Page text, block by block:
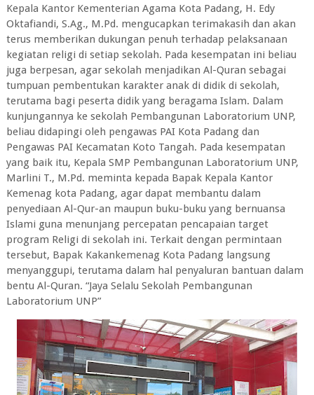
Kepala Kantor Kementerian Agama Kota Padang, H. Edy
Oktafiandi, S.Ag., M.Pd. mengucapkan terimakasih dan akan
terus memberikan dukungan penuh terhadap pelaksanaan
kegiatan religi di setiap sekolah. Pada kesempatan ini beliau
juga berpesan, agar sekolah menjadikan Al-Quran sebagai
tumpuan pembentukan karakter anak di didik di sekolah,
terutama bagi peserta didik yang beragama Islam. Dalam
kunjungannya ke sekolah Pembangunan Laboratorium UNP,
beliau didapingi oleh pengawas PAI Kota Padang dan
Pengawas PAI Kecamatan Koto Tangah. Pada kesempatan
yang baik itu, Kepala SMP Pembangunan Laboratorium UNP,
Marlini T., M.Pd. meminta kepada Bapak Kepala Kantor
Kemenag kota Padang, agar dapat membantu dalam
penyediaan Al-Qur-an maupun buku-buku yang bernuansa
Islami guna menunjang percepatan pencapaian target
program Religi di sekolah ini. Terkait dengan permintaan
tersebut, Bapak Kakankemenag Kota Padang langsung
menyanggupi, terutama dalam hal penyaluran bantuan dalam
bentu Al-Quran. “Jaya Selalu Sekolah Pembangunan
Laboratorium UNP”